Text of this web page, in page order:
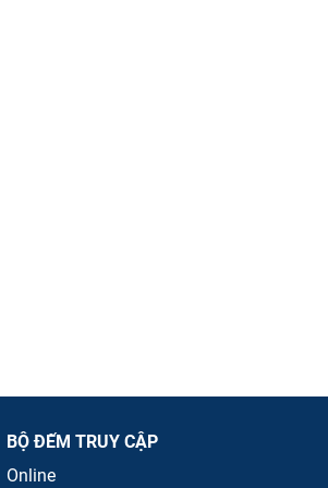
BỘ ĐẾM TRUY CẬP
Online